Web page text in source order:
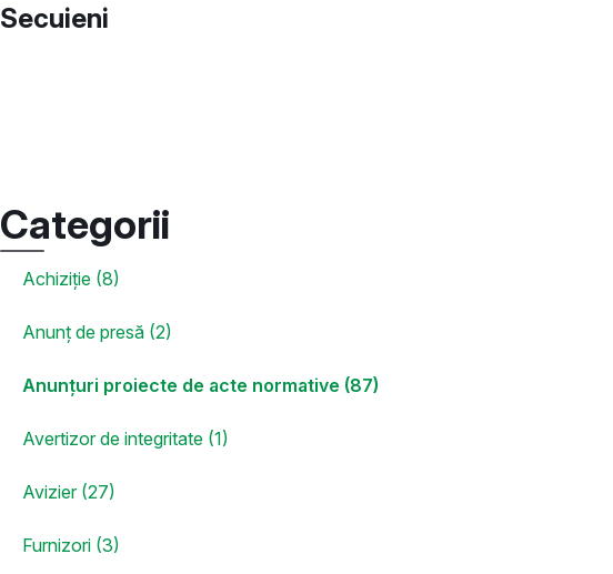
Secuieni
Categorii
Achiziție (8)
Anunț de presă (2)
Anunțuri proiecte de acte normative (87)
Avertizor de integritate (1)
Avizier (27)
Furnizori (3)